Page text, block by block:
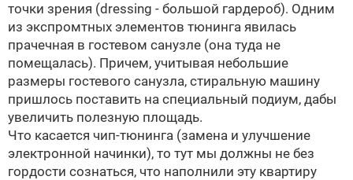
точки зрения (dressing - большой гардероб). Одним
из экспромтных элементов тюнинга явилась
прачечная в гостевом санузле (она туда не
помещалась). Причем, учитывая небольшие
размеры гостевого санузла, стиральную машину
пришлось поставить на специальный подиум, дабы
увеличить полезную площадь.
Что касается чип-тюнинга (замена и улучшение
электронной начинки), то тут мы должны не без
гордости сознаться, что наполнили эту квартиру